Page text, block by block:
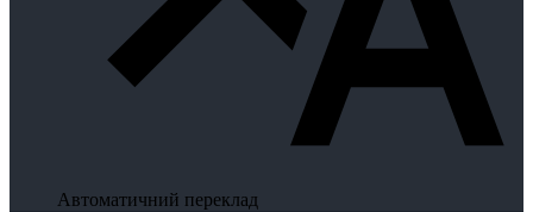
Автоматичний переклад